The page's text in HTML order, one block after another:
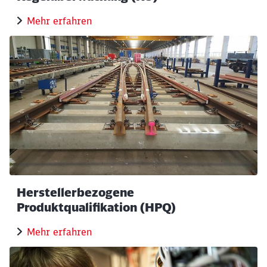
Mehr erfahren
Herstellerbezogene
Produktqualifikation (HPQ)
Mehr erfahren